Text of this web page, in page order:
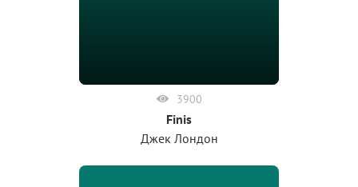
3900
Finis
Джек Лондон